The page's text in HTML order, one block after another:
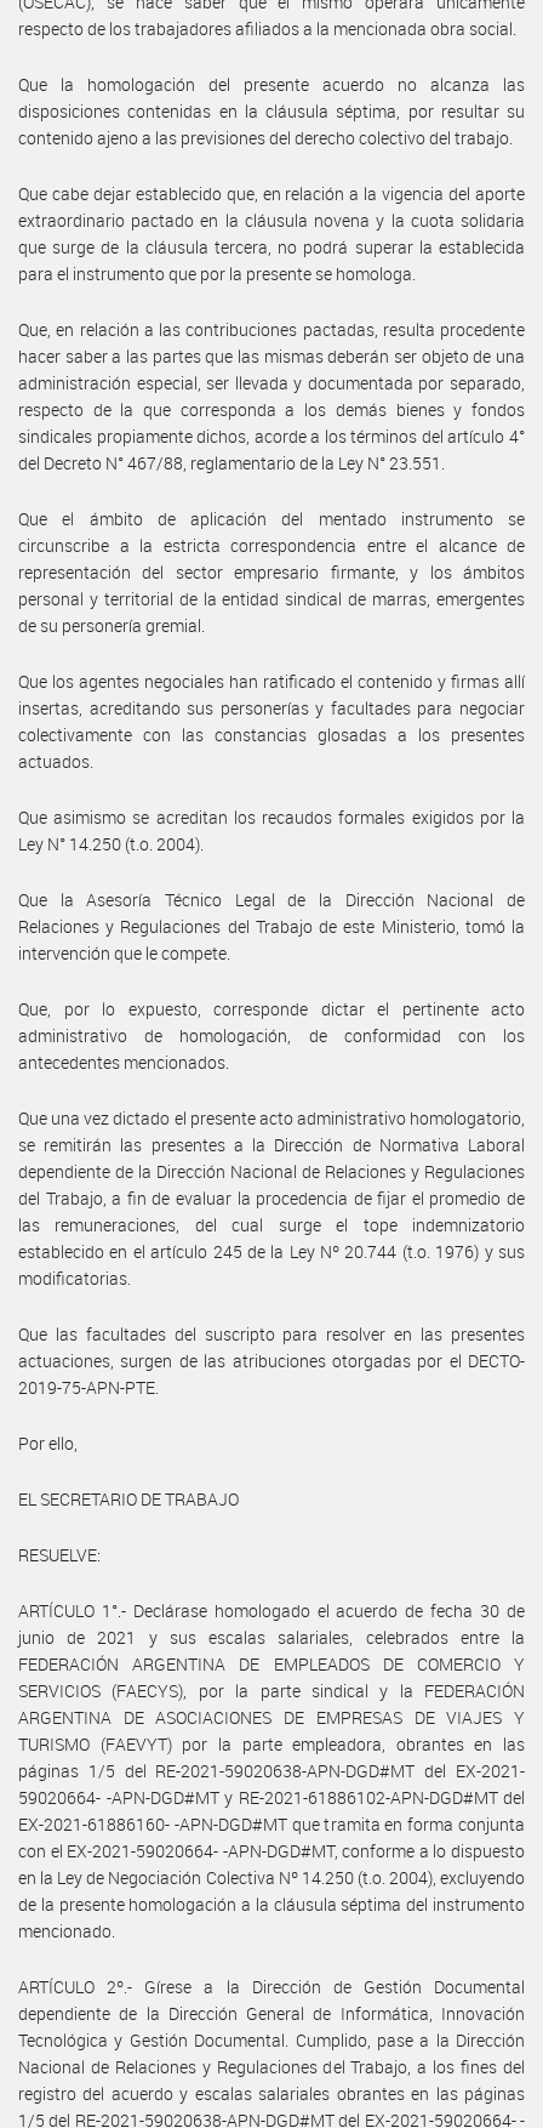
respecto de los trabajadores afiliados a la mencionada obra social.
Que la homologación del presente acuerdo no alcanza las
disposiciones contenidas en la cláusula séptima, por resultar su
contenido ajeno a las previsiones del derecho colectivo del trabajo.
Que cabe dejar establecido que, en relación a la vigencia del aporte
extraordinario pactado en la cláusula novena y la cuota solidaria
que surge de la cláusula tercera, no podrá superar la establecida
para el instrumento que por la presente se homologa.
Que, en relación a las contribuciones pactadas, resulta procedente
hacer saber a las partes que las mismas deberán ser objeto de una
administración especial, ser llevada y documentada por separado,
respecto de la que corresponda a los demás bienes y fondos
sindicales propiamente dichos, acorde a los términos del artículo 4°
del Decreto N° 467/88, reglamentario de la Ley N° 23.551.
Que el ámbito de aplicación del mentado instrumento se
circunscribe a la estricta correspondencia entre el alcance de
representación del sector empresario firmante, y los ámbitos
personal y territorial de la entidad sindical de marras, emergentes
de su personería gremial.
Que los agentes negociales han ratificado el contenido y firmas allí
insertas, acreditando sus personerías y facultades para negociar
colectivamente con las constancias glosadas a los presentes
actuados.
Que asimismo se acreditan los recaudos formales exigidos por la
Ley N° 14.250 (t.o. 2004).
Que la Asesoría Técnico Legal de la Dirección Nacional de
Relaciones y Regulaciones del Trabajo de este Ministerio, tomó la
intervención que le compete.
Que, por lo expuesto, corresponde dictar el pertinente acto
administrativo de homologación, de conformidad con los
antecedentes mencionados.
Que una vez dictado el presente acto administrativo homologatorio,
se remitirán las presentes a la Dirección de Normativa Laboral
dependiente de la Dirección Nacional de Relaciones y Regulaciones
del Trabajo, a fin de evaluar la procedencia de fijar el promedio de
las remuneraciones, del cual surge el tope indemnizatorio
establecido en el artículo 245 de la Ley Nº 20.744 (t.o. 1976) y sus
modificatorias.
Que las facultades del suscripto para resolver en las presentes
actuaciones, surgen de las atribuciones otorgadas por el DECTO-
2019-75-APN-PTE.
Por ello,
EL SECRETARIO DE TRABAJO
RESUELVE:
ARTÍCULO 1°.- Declárase homologado el acuerdo de fecha 30 de
junio de 2021 y sus escalas salariales, celebrados entre la
FEDERACIÓN ARGENTINA DE EMPLEADOS DE COMERCIO Y
SERVICIOS (FAECYS), por la parte sindical y la FEDERACIÓN
ARGENTINA DE ASOCIACIONES DE EMPRESAS DE VIAJES Y
TURISMO (FAEVYT) por la parte empleadora, obrantes en las
páginas 1/5 del RE-2021-59020638-APN-DGD#MT del EX-2021-
59020664- -APN-DGD#MT y RE-2021-61886102-APN-DGD#MT del
EX-2021-61886160- -APN-DGD#MT que tramita en forma conjunta
con el EX-2021-59020664- -APN-DGD#MT, conforme a lo dispuesto
en la Ley de Negociación Colectiva Nº 14.250 (t.o. 2004), excluyendo
de la presente homologación a la cláusula séptima del instrumento
mencionado.
ARTÍCULO 2º.- Gírese a la Dirección de Gestión Documental
dependiente de la Dirección General de Informática, Innovación
Tecnológica y Gestión Documental. Cumplido, pase a la Dirección
Nacional de Relaciones y Regulaciones del Trabajo, a los fines del
registro del acuerdo y escalas salariales obrantes en las páginas
1/5 del RE-2021-59020638-APN-DGD#MT del EX-2021-59020664- -